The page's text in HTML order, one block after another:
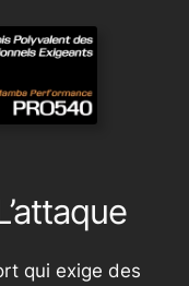
qui exige des